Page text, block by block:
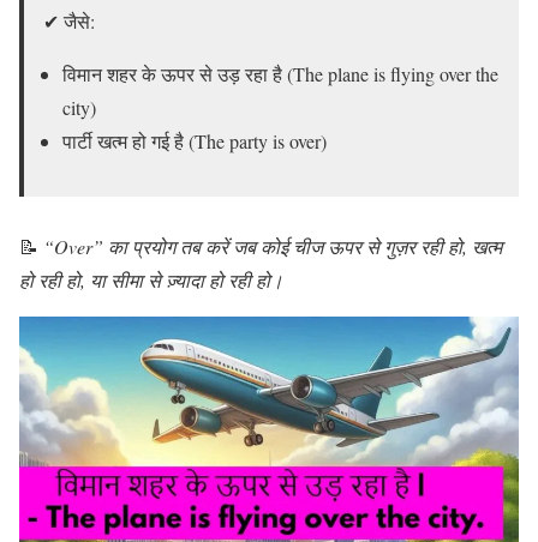
✔ जैसे:
विमान शहर के ऊपर से उड़ रहा है (The plane is flying over the
city)
पार्टी खत्म हो गई है (The party is over)
📝 “Over” का प्रयोग तब करें जब कोई चीज ऊपर से गुज़र रही हो, खत्म
हो रही हो, या सीमा से ज़्यादा हो रही हो।